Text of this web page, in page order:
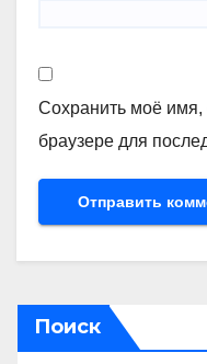
Сохранить моё имя,
браузере для
Поиск